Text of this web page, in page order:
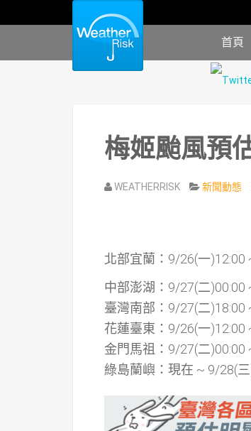
首頁
梅姬颱風預
WEATHERRISK 新聞動態
北部宜蘭：9/26(一)12:00
中部澎湖：9/27(二)00:00
臺灣南部：9/27(二)18:00
花蓮臺東：9/26(一)12:00
金門馬祖：9/27(二)00:00
綠島蘭嶼：現在 ~ 9/28(